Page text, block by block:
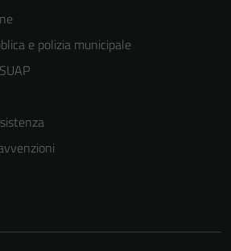
e polizia municipale